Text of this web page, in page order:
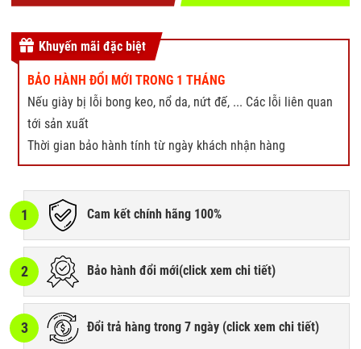
Khuyến mãi đặc biệt
BẢO HÀNH ĐỔI MỚI TRONG 1 THÁNG
Nếu giày bị lỗi bong keo, nổ da, nứt đế, ... Các lỗi liên quan
tới sản xuất
Thời gian bảo hành tính từ ngày khách nhận hàng
1 Cam kết chính hãng 100%
2 Bảo hành đổi mới(click xem chi tiết)
3 Đổi trả hàng trong 7 ngày (click xem chi tiết)